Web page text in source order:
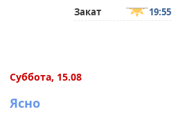
Закат 19:55
Суббота, 15.08
Ясно